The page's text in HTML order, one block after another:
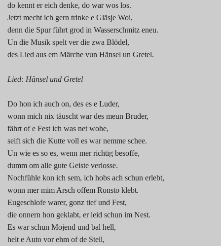
do kennt er eich denke, do war wos los.
Jetzt mecht ich gern trinke e Gläsje Woi,
denn die Spur führt grod in Wasserschmitz eneu.
Un die Musik spelt ver die zwa Blödel,
des Lied aus em Märche vun Hänsel un Gretel.
Lied: Hänsel und Gretel
Do hon ich auch on, des es e Luder,
wonn mich nix täuscht war des meun Bruder,
fährt of e Fest ich was net wohe,
seift sich die Kutte voll es war nemme schee.
Un wie es so es, wenn mer richtig besoffe,
dumm om alle gute Geiste verlosse.
Nochfühle kon ich sem, ich hobs ach schun erlebt,
wonn mer mim Arsch offem Ronsto klebt.
Eugeschlofe warer, gonz tief und Fest,
die onnern hon geklabt, er leid schun im Nest.
Es war schun Mojend und bal hell,
helt e Auto vor ehm of de Stell,